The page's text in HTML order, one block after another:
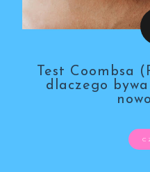
Test Coombsa
dlaczego